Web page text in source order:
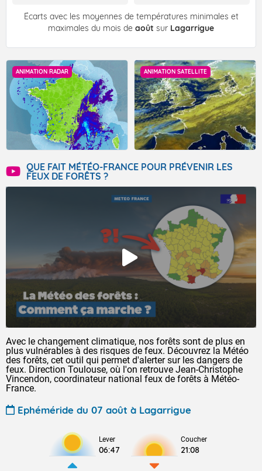
Écarts avec les moyennes de températures minimales et
maximales du mois de août sur Lagarrigue
ANIMATION RADAR ANIMATION SATELLITE
QUE FAIT MÉTÉO-FRANCE POUR PRÉVENIR LES
FEUX DE FORÊTS ?
Avec le changement climatique, nos forêts sont de plus en
plus vulnérables à des risques de feux. Découvrez la Météo
des forêts, cet outil qui permet d'alerter sur les dangers de
feux. Direction Toulouse, où l'on retrouve Jean-Christophe
Vincendon, coordinateur national feux de forêts à Météo-
France.
Ephéméride du 07 août à Lagarrigue
Lever
06:47
Coucher
21:08